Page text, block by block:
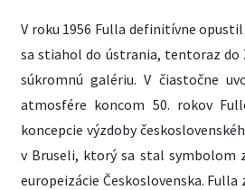
V roku 1956 Fulla definitívne
sa stiahol do ústrania, tentoraz do
súkromnú galériu. V čiastočne
atmosfére koncom 50. rokov
koncepcie výzdoby
v Bruseli, ktorý sa stal symbolom
europeizácie Československa.